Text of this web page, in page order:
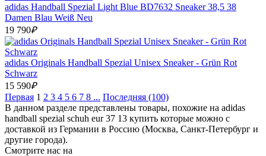
adidas Handball Spezial Light Blue BD7632 Sneaker 38,5 38
Damen Blau Weiß Neu
19 790₽
adidas Originals Handball Spezial Unisex Sneaker - Grün Rot
Schwarz
15 590₽
Первая 1 2 3 4 5 6 7 8 ... Последняя (100)
В данном разделе представлены товары, похожие на adidas
handball spezial schuh eur 37 13 купить которые можно с
доставкой из Германии в Россию (Москва, Санкт-Петербург и
другие города).
Смотрите нас на